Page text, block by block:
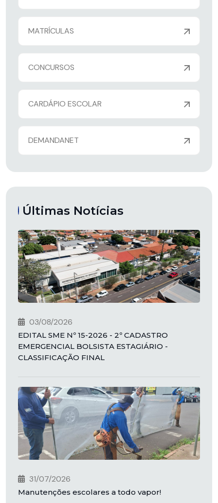
MATRÍCULAS
CONCURSOS
CARDÁPIO ESCOLAR
DEMANDANET
Últimas Notícias
03/08/2026
EDITAL SME Nº 15-2026 - 2º CADASTRO
EMERGENCIAL BOLSISTA ESTAGIÁRIO -
CLASSIFICAÇÃO FINAL
31/07/2026
Manutenções escolares a todo vapor!